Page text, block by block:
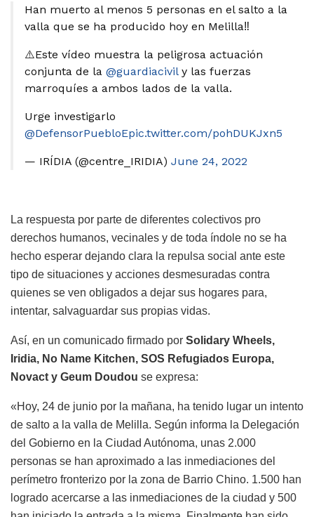
Han muerto al menos 5 personas en el salto a la
valla que se ha producido hoy en Melilla‼️
⚠️Este vídeo muestra la peligrosa actuación
conjunta de la @guardiacivily las fuerzas
marroquíes a ambos lados de la valla.
Urge investigarlo
@DefensorPuebloEpic.twitter.com/pohDUKJxn5
— IRÍDIA (@centre_IRIDIA) June 24, 2022
La respuesta por parte de diferentes colectivos pro
derechos humanos, vecinales y de toda índole no se ha
hecho esperar dejando clara la repulsa social ante este
tipo de situaciones y acciones desmesuradas contra
quienes se ven obligados a dejar sus hogares para,
intentar, salvaguardar sus propias vidas.
Así, en un comunicado firmado por Solidary Wheels,
Iridia, No Name Kitchen, SOS Refugiados Europa,
Novact y Geum Doudou se expresa:
«Hoy, 24 de junio por la mañana, ha tenido lugar un intento
de salto a la valla de Melilla. Según informa la Delegación
del Gobierno en la Ciudad Autónoma, unas 2.000
personas se han aproximado a las inmediaciones del
perímetro fronterizo por la zona de Barrio Chino. 1.500 han
logrado acercarse a las inmediaciones de la ciudad y 500